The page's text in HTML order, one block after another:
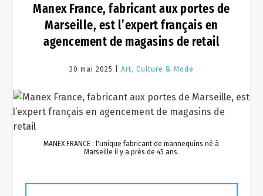
Manex France, fabricant aux portes de
Marseille, est l’expert français en
agencement de magasins de retail
30 mai 2025 | Art, Culture & Mode
MANEX FRANCE : l'unique fabricant de mannequins né à
Marseille il y a près de 45 ans.